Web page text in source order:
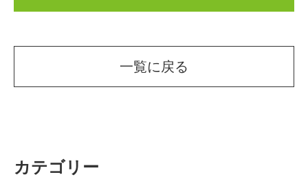
一覧に戻る
カテゴリー